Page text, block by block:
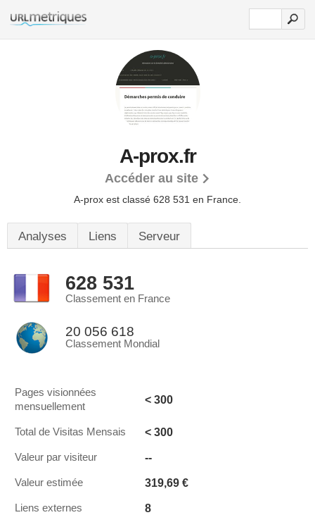
A-prox.fr
Accéder au site
A-prox est classé 628 531 en France.
Analyses Liens Serveur
628 531
Classement en France
20 056 618
Classement Mondial
Pages visionnées
mensuellement
< 300
Total de Visitas Mensais < 300
Valeur par visiteur --
Valeur estimée 319,69 €
Liens externes 8